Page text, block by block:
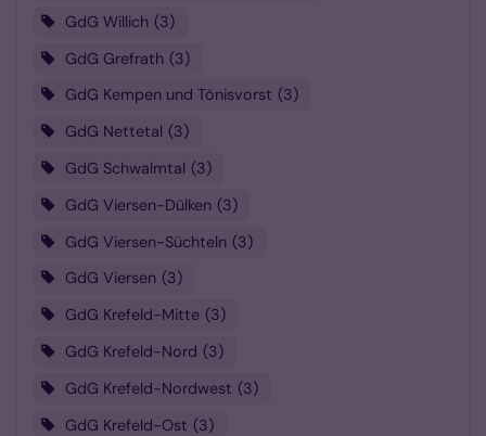
GdG Willich 3
GdG Grefrath 3
GdG Kempen und Tönisvorst
3
GdG Nettetal 3
GdG Schwalmtal 3
GdG Viersen-Dülken 3
GdG Viersen-Süchteln 3
GdG Viersen
3
GdG Krefeld-Mitte 3
GdG Krefeld-Nord 3
GdG Krefeld-Nordwest 3
GdG Krefeld-Ost 3